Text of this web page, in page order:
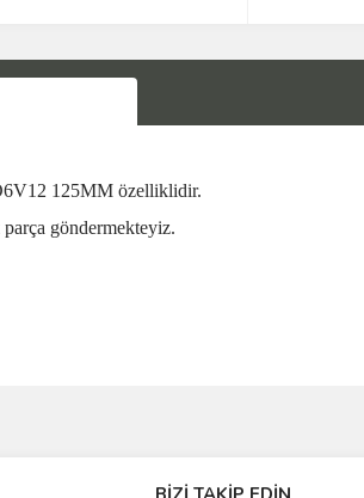
125MM özelliklidir.
göndermekteyiz.